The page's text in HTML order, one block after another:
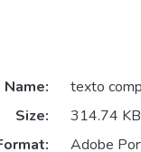
Name:
texto
Size:
314.74 KB
Adobe